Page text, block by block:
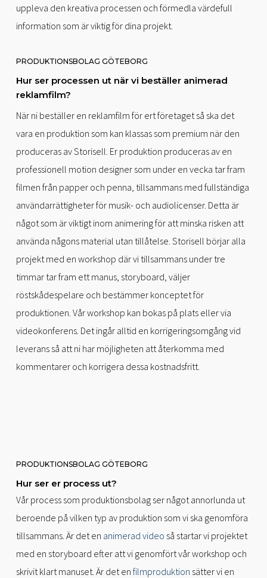
uppleva den kreativa processen och förmedla värdefull
information som är viktig för dina projekt.
PRODUKTIONSBOLAG GÖTEBORG
Hur ser processen ut när vi beställer animerad
reklamfilm?
När ni beställer en reklamfilm för ert företaget så ska det
vara en produktion som kan klassas som premium när den
produceras av Storisell. Er produktion produceras av en
professionell motion designer som under en vecka tar fram
filmen från papper och penna, tillsammans med fullständiga
användarrättigheter för musik- och audiolicenser. Detta är
något som är viktigt inom animering för att minska risken att
använda någons material utan tillåtelse. Storisell börjar alla
projekt med en workshop där vi tillsammans under tre
timmar tar fram ett manus, storyboard, väljer
röstskådespelare och bestämmer konceptet för
produktionen. Vår workshop kan bokas på plats eller via
videokonferens. Det ingår alltid en korrigeringsomgång vid
leverans så att ni har möjligheten att återkomma med
kommentarer och korrigera dessa kostnadsfritt.
PRODUKTIONSBOLAG GÖTEBORG
Hur ser er process ut?
Vår process som produktionsbolag ser något annorlunda ut
beroende på vilken typ av produktion som vi ska genomföra
tillsammans. Är det en animerad video så startar vi projektet
med en storyboard efter att vi genomfört vår workshop och
skrivit klart manuset. Är det en filmproduktion sätter vi en